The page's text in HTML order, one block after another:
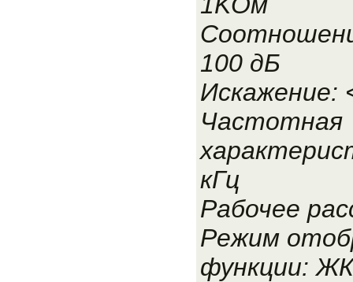
100 дБ
Искажение:
Частотная
кГц
Рабочее
Режим
функции: ЖК